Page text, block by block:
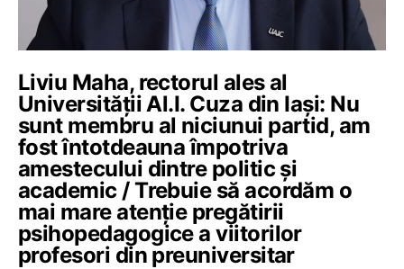
Liviu Maha, rectorul ales al
Universității Al.I. Cuza din Iași: Nu
sunt membru al niciunui partid, am
fost întotdeauna împotriva
amestecului dintre politic și
academic / Trebuie să acordăm o
mai mare atenție pregătirii
psihopedagogice a viitorilor
profesori din preuniversitar